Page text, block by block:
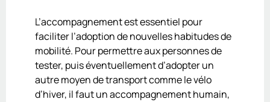
L’accompagnement est essentiel pour
faciliter l’adoption de nouvelles habitudes de
mobilité. Pour permettre aux personnes de
tester, puis éventuellement d’adopter un
autre moyen de transport comme le vélo
d’hiver, il faut un accompagnement humain,